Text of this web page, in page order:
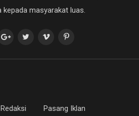
kepada masyarakat luas.
Redaksi Pasang Iklan